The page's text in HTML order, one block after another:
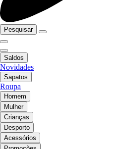
Pesquisar
Saldos
Novidades
Sapatos
Roupa
Homem
Mulher
Crianças
Desporto
Acessórios